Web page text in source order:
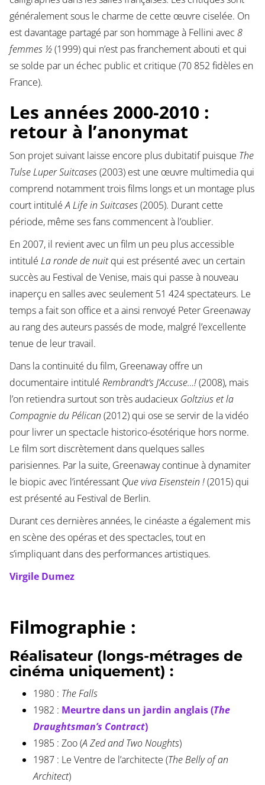
généralement sous le charme de cette œuvre ciselée. On
est davantage partagé par son hommage à Fellini avec 8
femmes ½(1999) qui n’est pas franchement abouti et qui
se solde par un échec public et critique (70 852 fidèles en
France).
Les années 2000-2010 :
retour à l’anonymat
Son projet suivant laisse encore plus dubitatif puisque The
Tulse Luper Suitcases(2003) est une œuvre multimedia qui
comprend notamment trois films longs et un montage plus
court intituléA Life in Suitcases(2005). Durant cette
période, même ses fans commencent à l’oublier.
En 2007, il revient avec un film un peu plus accessible
intitulé La ronde de nuitqui est présenté avec un certain
succès au Festival de Venise, mais qui passe à nouveau
inaperçu en salles avec seulement 51 424 spectateurs. Le
temps a fait son office et a ainsi renvoyé Peter Greenaway
au rang des auteurs passés de mode, malgré l’excellente
tenue de leur travail.
Dans la continuité du film, Greenaway offre un
documentaire intitulé Rembrandt’s J’Accuse…!(2008), mais
l’on retiendra surtout son très audacieux Goltzius et la
Compagnie du Pélican (2012) qui ose se servir de la vidéo
pour livrer un spectacle historico-ésotérique hors norme.
Le film sort discrètement dans quelques salles
parisiennes. Par la suite, Greenaway continue à dynamiter
le biopic avec l’intéressant Que viva Eisenstein !(2015) qui
est présenté au Festival de Berlin.
Durant ces dernières années, le cinéaste a également mis
en scène des opéras et des spectacles, tout en
s’impliquant dans des performances artistiques.
Virgile Dumez
Filmographie :
Réalisateur (longs-métrages de
cinéma uniquement) :
1980 : The Falls
1982 : Meurtre dans un jardin anglais (The
Draughtsman’s Contract)
1985 : Zoo (A Zed and Two Noughts)
1987 : Le Ventre de l’architecte (The Belly of an
Architect)